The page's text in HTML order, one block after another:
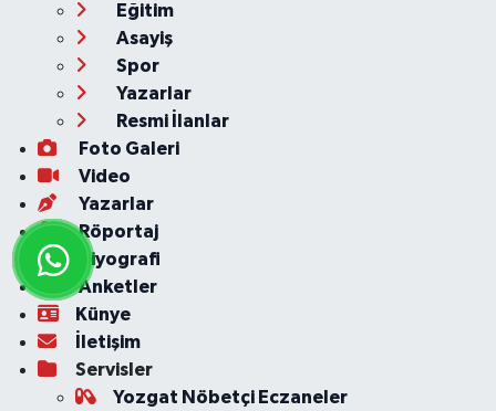
Eğitim
Asayiş
Spor
Yazarlar
Resmi İlanlar
Foto Galeri
Video
Yazarlar
Röportaj
Biyografi
Anketler
Künye
İletişim
Servisler
Yozgat Nöbetçi Eczaneler